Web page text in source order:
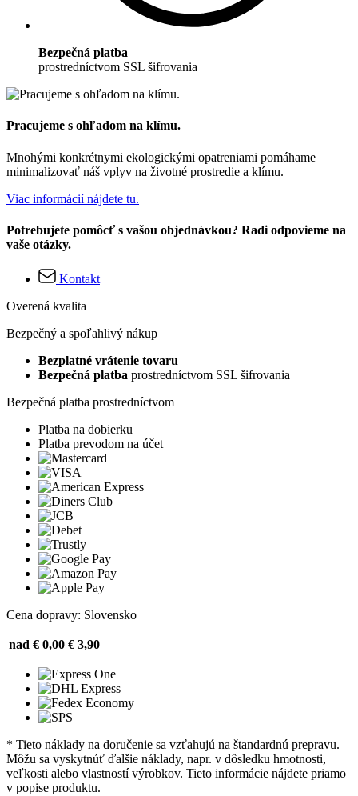
Bezpečná platba
prostredníctvom SSL šifrovania
Pracujeme s ohľadom na klímu.
Mnohými konkrétnymi ekologickými opatreniami pomáhame
minimalizovať náš vplyv na životné prostredie a klímu.
Viac informácií nájdete tu.
Potrebujete pomôcť s vašou objednávkou? Radi odpovieme na
vaše otázky.
Kontakt
Overená kvalita
Bezpečný a spoľahlivý nákup
Bezplatné vrátenie tovaru
Bezpečná platba prostredníctvom SSL šifrovania
Bezpečná platba prostredníctvom
Platba na dobierku
Platba prevodom na účet
Cena dopravy: Slovensko
nad € 0,00 € 3,90
* Tieto náklady na doručenie sa vzťahujú na štandardnú prepravu.
Môžu sa vyskytnúť ďalšie náklady, napr. v dôsledku hmotnosti,
veľkosti alebo vlastností výrobkov. Tieto informácie nájdete priamo
v popise produktu.